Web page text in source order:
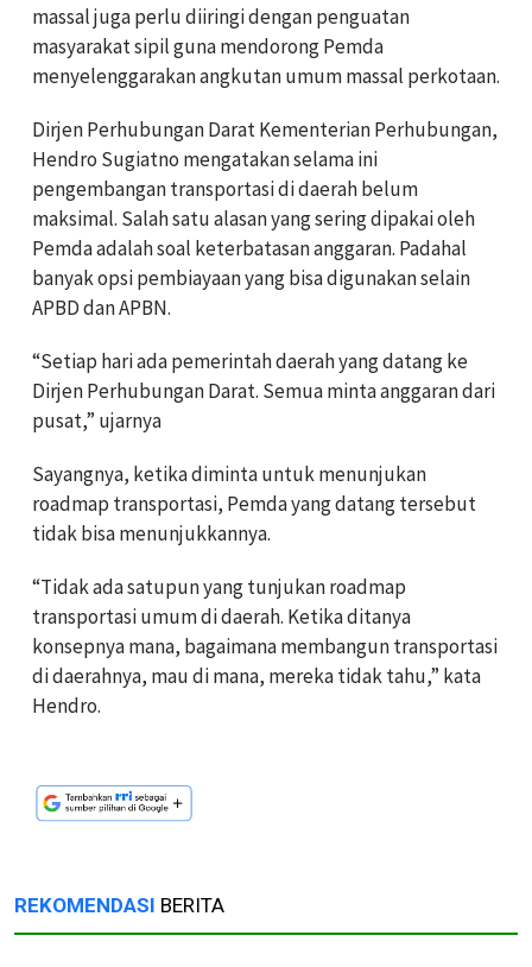
massal juga perlu diiringi dengan penguatan
masyarakat sipil guna mendorong Pemda
menyelenggarakan angkutan umum massal perkotaan.
Dirjen Perhubungan Darat Kementerian Perhubungan,
Hendro Sugiatno mengatakan selama ini
pengembangan transportasi di daerah belum
maksimal. Salah satu alasan yang sering dipakai oleh
Pemda adalah soal keterbatasan anggaran. Padahal
banyak opsi pembiayaan yang bisa digunakan selain
APBD dan APBN.
“Setiap hari ada pemerintah daerah yang datang ke
Dirjen Perhubungan Darat. Semua minta anggaran dari
pusat,” ujarnya
Sayangnya, ketika diminta untuk menunjukan
roadmap transportasi, Pemda yang datang tersebut
tidak bisa menunjukkannya.
“Tidak ada satupun yang tunjukan roadmap
transportasi umum di daerah. Ketika ditanya
konsepnya mana, bagaimana membangun transportasi
di daerahnya, mau di mana, mereka tidak tahu,” kata
Hendro.
REKOMENDASI BERITA